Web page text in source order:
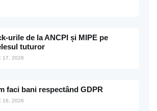
urile de la ANCPI și MIPE pe
tuturor
17, 2026
faci bani respectând GDPR
16, 2026